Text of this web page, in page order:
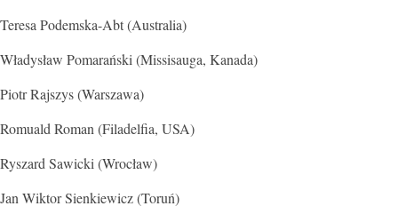
Teresa Podemska-Abt (Australia)
Władysław Pomarański (Missisauga, Kanada)
Piotr Rajszys (Warszawa)
Romuald Roman (Filadelfia, USA)
Ryszard Sawicki (Wrocław)
Jan Wiktor Sienkiewicz (Toruń)